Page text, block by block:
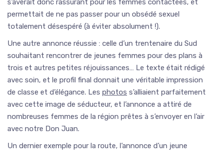
permettait de ne pas passer pour un obsédé sexuel
totalement désespéré (à éviter absolument !).
Une autre annonce réussie : celle d’un trentenaire du Sud
souhaitant rencontrer de jeunes femmes pour des plans à
trois et autres petites réjouissances… Le texte était rédigé
avec soin, et le profil final donnait une véritable impression
de classe et d’élégance. Les photos s’alliaient parfaitement
avec cette image de séducteur, et l’annonce a attiré de
nombreuses femmes de la région prêtes à s’envoyer en l’air
avec notre Don Juan.
Un dernier exemple pour la route, l’annonce d’un jeune